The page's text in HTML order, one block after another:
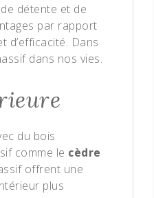
détente et de
par rapport
d’efficacité. Dans
dans nos vies.
du bois
comme le cèdre
offrent une
plus